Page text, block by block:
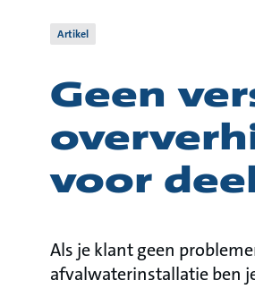
Artikel
Geen
voor
Als je klant geen
afvalwaterinstallatie ben